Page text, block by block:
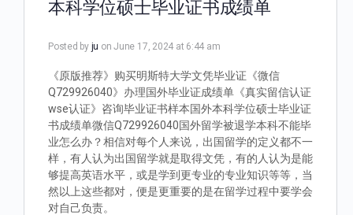
本科学位硕士毕业证书成绩单
Posted by ju on June 17, 2024 at 6:44 am
《原版推荐》购买明斯特大学文凭毕业证《微信
Q729926040》办理国外毕业证成绩单《真实留信认证
wse认证》咨询毕业证书样本国外本科学位硕士毕业证
书成绩单微信Q729926040国外留学被退学本科不能毕
业怎么办？相信对每个人来说，出国留学的定义都不一
样，有人认为出国留学就是取得文凭，有的人认为是能
够提高英语水平，或是学到更专业的专业知识等等，当
然以上这些都对，便是更重要的是在留学过程中要学会
对自己负责。